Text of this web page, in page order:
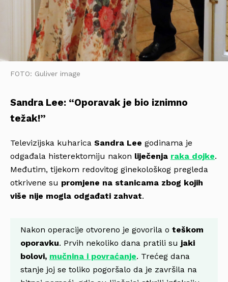
FOTO: Guliver image
Sandra Lee: “Oporavak je bio iznimno
težak!”
Televizijska kuharica Sandra Lee godinama je
odgađala histerektomiju nakon liječenja raka dojke.
Međutim, tijekom redovitog ginekološkog pregleda
otkrivene su promjene na stanicama zbog kojih
više nije mogla odgađati zahvat.
Nakon operacije otvoreno je govorila o teškom
oporavku. Prvih nekoliko dana pratili su jaki
bolovi, mučnina i povraćanje. Trećeg dana
stanje joj se toliko pogoršalo da je završila na